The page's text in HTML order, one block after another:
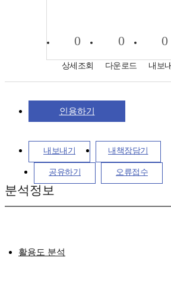
0
상세조회
0
다운로드
0
내보
인용하기
내보내기 내책장담기
공유하기 오류접수
분석정보
활용도 분석